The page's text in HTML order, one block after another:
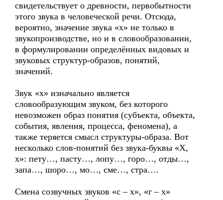
свидетельствует о древности, первобытности
этого звука в человеческой речи. Отсюда,
вероятно, значение звука «х» не только в
звукопроизводстве, но и в словообразовании,
в формулировании определённых видовых и
звуковых структур-образов, понятий,
значений.
Звук «х» изначально является
словообразующим звуком, без которого
невозможен образ понятия (субъекта, объекта,
события, явления, процесса, феномена), а
также теряется смысл структуры-образа. Вот
несколько слов-понятий без звука-буквы «Х,
х»: пету…, пасту…, лопу…, горо…, отды…,
запа…, шоро…, мо…, сме…, стра….
Смена созвучных звуков «с – х», «г – х»